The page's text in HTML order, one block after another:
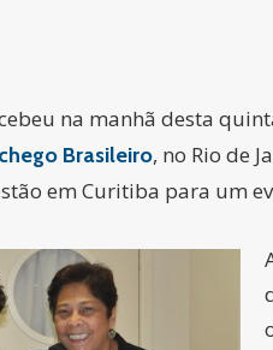
na manhã desta
Brasileiro, no Rio de
em Curitiba para um